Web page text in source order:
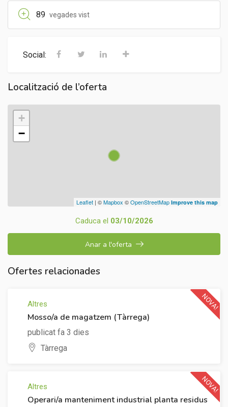
89 vegades vist
Social:
Localització de l’oferta
+
−
Leaflet | ©Mapbox ©OpenStreetMap Improve this map
Caduca el 03/10/2026
Anar a l'oferta
Ofertes relacionades
Altres
Mosso/a de magatzem (Tàrrega)
publicat fa 3 dies
Tàrrega
NOVA!
Altres
Operari/a manteniment industrial planta residus
NOVA!